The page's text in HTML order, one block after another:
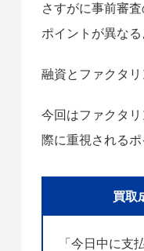
さすがに事前審
ポイントが異なる
融資とファクタ
今回はファクタ
際に重視される
買取
「今日中に支